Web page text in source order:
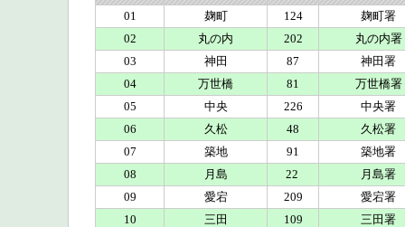
01
麹町 124
麹町署
02
丸の内 202
丸の内署
03
神田 87
神田署
04
万世橋 81
万世橋署
05
中央 226
中央署
06
久松 48
久松署
07
築地 91
築地署
08
月島 22
月島署
09
愛宕 209
愛宕署
10
三田 109
三田署